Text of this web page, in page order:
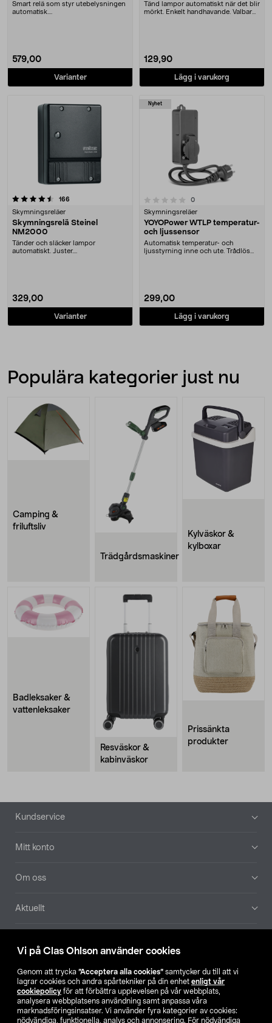
Vi på Clas Ohlson använder cookies
Genom att trycka ”Acceptera alla cookies” samtycker du till att vi
lagrar cookies och andra spårtekniker på din enhet enligt vår
cookiepolicy för att förbättra upplevelsen på vår webbplats,
analysera webbplatsens användning samt anpassa våra
marknadsföringsinsatser. Vi använder fyra kategorier av cookies:
nödvändiga, funktionella, analys och annonsering. För nödvändiga
Smart relä som styr utebelysningen
automatisk....
579,00
Varianter
Tänd lampor automatiskt när det blir
mörkt. Enkelt handhavande. Valbar
129,90
Lägg i varukorg
166
Skymningsreläer
Skymningsrelä Steinel
NM2000
Tänder och släcker lampor
automatiskt. Juster....
329,00
Varianter
Nyhet
0.0 av 5 stjärnor 0recensioner
Skymningsreläer
YOYOPower WTLP temperatur-
och ljussensor
Automatisk temperatur- och
ljusstyrning inne och ute. Trådlös
299,00
Lägg i varukorg
Populära kategorier just nu
Camping &
friluftsliv
Trädgårdsmaskiner
Kylväskor &
kylboxar
Badleksaker &
vattenleksaker
Resväskor &
kabinväskor
Prissänkta
produkter
Sidfot
Kundservice
Mitt konto
Om oss
Aktuellt
Hitta butik
SE NO FI